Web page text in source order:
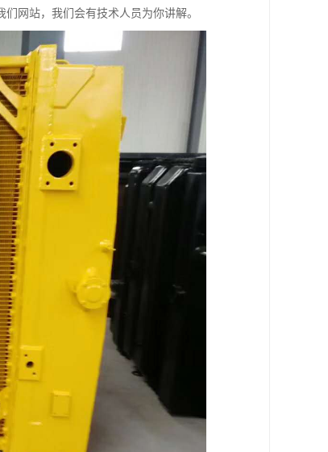
网站，我们会有技术人员为你讲解。